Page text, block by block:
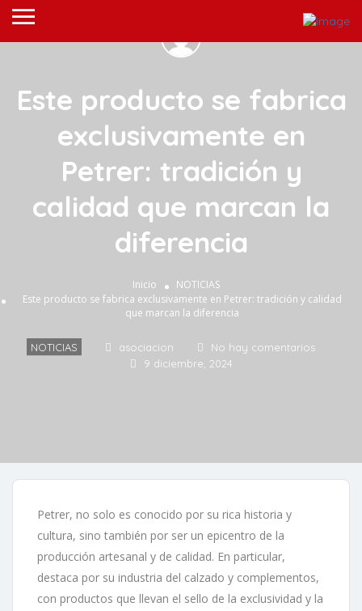
Este producto se fabrica
exclusivamente en
Petrer: tradición y
calidad que marcan la
diferencia
Inicio
NOTICIAS
Este producto se fabrica exclusivamente en Petrer: tradición y calidad
que marcan la diferencia
NOTICIAS asociacion
No hay comentarios
9 diciembre, 2024
Petrer, no solo es conocido por su rica historia y
cultura, sino también por ser un epicentro de la
producción artesanal y de calidad. En particular,
destaca por su industria del calzado y complementos,
con productos que llevan el sello de la exclusividad y la